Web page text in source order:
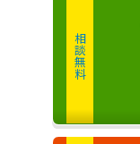
相談無料